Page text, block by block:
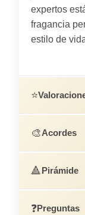
expertos
fragancia
estilo de
⭐
🎨Acordes
🔺Pirámide
❓Preguntas